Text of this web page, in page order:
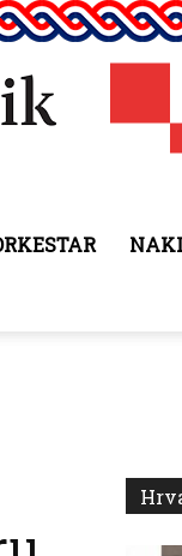
sredstava za